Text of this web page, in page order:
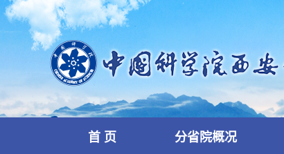
首 页 分省院概况